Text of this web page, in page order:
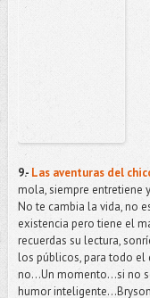
9.- Las aventuras del
mola, siempre entretiene
No te cambia la vida, no
existencia pero tiene el
recuerdas su lectura,
los públicos, para todo el
no...Un momento...si no
humor